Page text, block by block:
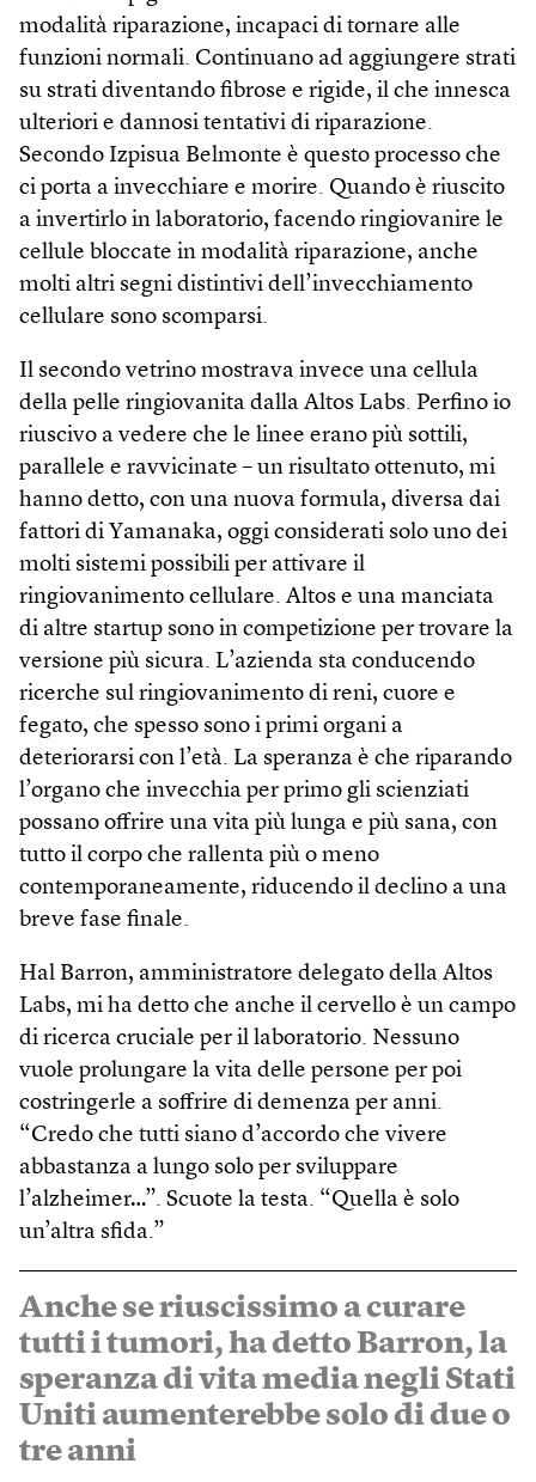
modalità riparazione, incapaci di tornare alle
funzioni normali. Continuano ad aggiungere strati
su strati diventando fibrose e rigide, il che innesca
ulteriori e dannosi tentativi di riparazione.
Secondo Izpisua Belmonte è questo processo che
ci porta a invecchiare e morire. Quando è riuscito
a invertirlo in laboratorio, facendo ringiovanire le
cellule bloccate in modalità riparazione, anche
molti altri segni distintivi dell’invecchiamento
cellulare sono scomparsi.
Il secondo vetrino mostrava invece una cellula
della pelle ringiovanita dalla Altos Labs. Perfino io
riuscivo a vedere che le linee erano più sottili,
parallele e ravvicinate – un risultato ottenuto, mi
hanno detto, con una nuova formula, diversa dai
fattori di Yamanaka, oggi considerati solo uno dei
molti sistemi possibili per attivare il
ringiovanimento cellulare. Altos e una manciata
di altre startup sono in competizione per trovare la
versione più sicura. L’azienda sta conducendo
ricerche sul ringiovanimento di reni, cuore e
fegato, che spesso sono i primi organi a
deteriorarsi con l’età. La speranza è che riparando
l’organo che invecchia per primo gli scienziati
possano offrire una vita più lunga e più sana, con
tutto il corpo che rallenta più o meno
contemporaneamente, riducendo il declino a una
breve fase finale.
Hal Barron, amministratore delegato della Altos
Labs, mi ha detto che anche il cervello è un campo
di ricerca cruciale per il laboratorio. Nessuno
vuole prolungare la vita delle persone per poi
costringerle a soffrire di demenza per anni.
“Credo che tutti siano d’accordo che vivere
abbastanza a lungo solo per sviluppare
l’alzheimer…”. Scuote la testa. “Quella è solo
un’altra sfida.”
Anche se riuscissimo a curare
tutti i tumori, ha detto Barron, la
speranza di vita media negli Stati
Uniti aumenterebbe solo di due o
tre anni